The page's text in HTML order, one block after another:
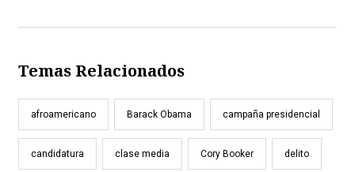
Temas Relacionados
afroamericano Barack Obama campaña presidencial
candidatura clase media Cory Booker delito